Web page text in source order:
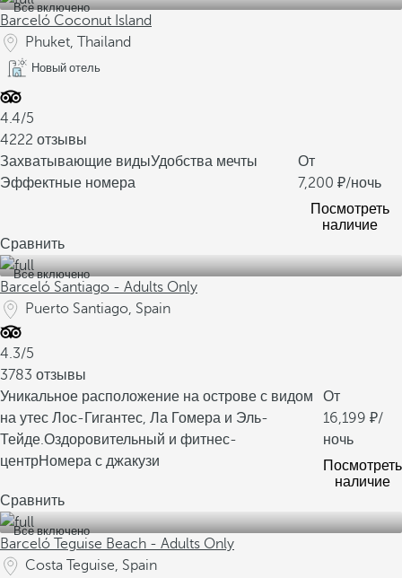
Все включено
Barceló Coconut Island
Phuket, Thailand
Новый отель
4.4/5
4222 отзывы
Захватывающие видыУдобства мечты
Эффектные номера
От
7,200
/ночь
Посмотреть
наличие
Сравнить
Все включено
Barceló Santiago - Adults Only
Puerto Santiago, Spain
4.3/5
3783 отзывы
Уникальное расположение на острове с видом
на утес Лос-Гигантес, Ла Гомера и Эль-
Тейде.Оздоровительный и фитнес-
центрНомера с джакузи
От
16,199
/
ночь
Посмотреть
наличие
Сравнить
Все включено
Barceló Teguise Beach - Adults Only
Costa Teguise, Spain